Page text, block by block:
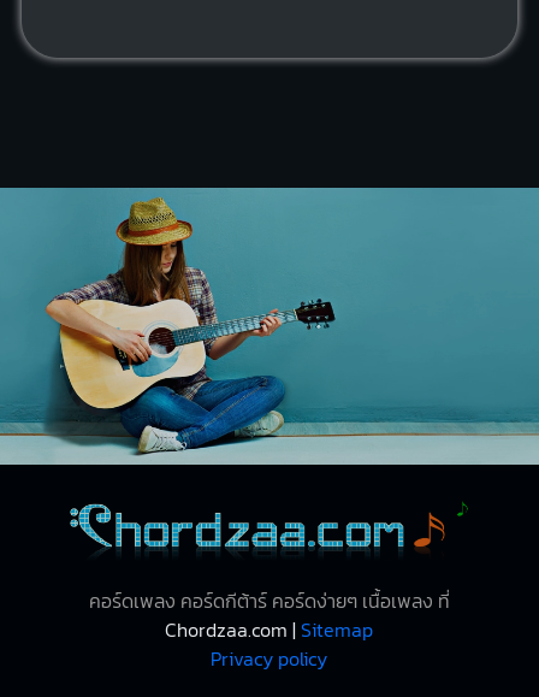
คอร์ดเพลง คอร์ดกีต้าร์ คอร์ดง่ายๆ เนื้อเพลง ที่
Chordzaa.com |Sitemap
Privacy policy